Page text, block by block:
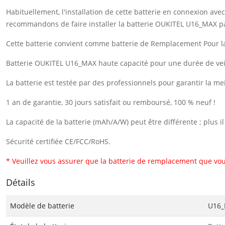
Habituellement, l'installation de cette batterie en connexion
recommandons de faire installer la batterie OUKITEL U16_MAX
Cette batterie convient comme batterie de Remplacement Pour
Batterie OUKITEL U16_MAX haute capacité pour une durée de
La batterie est testée par des professionnels pour garantir la
1 an de garantie, 30 jours satisfait ou remboursé, 100 % neuf !
La capacité de la batterie (mAh/A/W) peut être différente ; plus
Sécurité certifiée CE/FCC/RoHS.
* Veuillez vous assurer que la batterie de remplacement que
Détails
Modèle de batterie